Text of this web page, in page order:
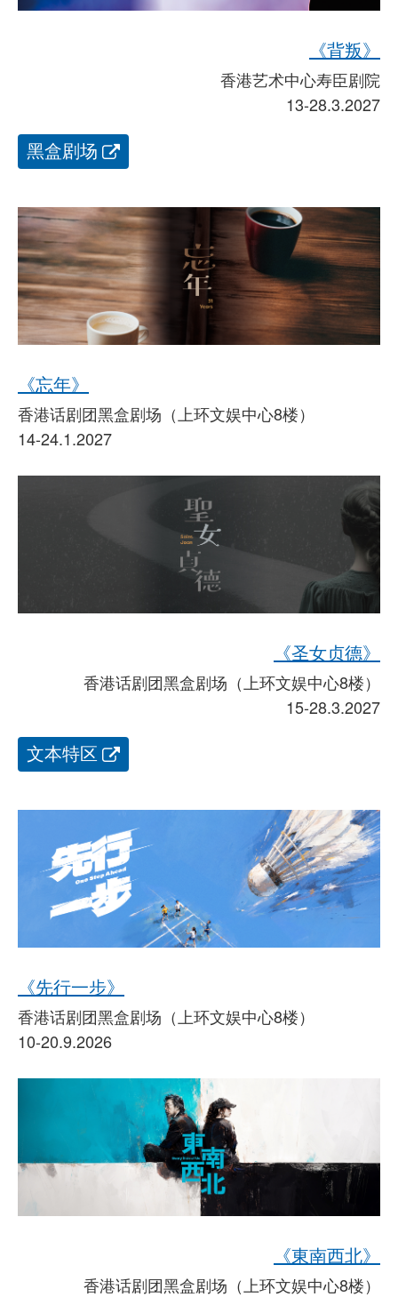
《背叛》
香港艺术中心寿臣剧院
13-28.3.2027
黑盒剧场
《忘年》
香港话剧团黑盒剧场（上环文娱中心8楼）
14-24.1.2027
《圣女贞德》
香港话剧团黑盒剧场（上环文娱中心8楼）
15-28.3.2027
文本特区
《先行一步》
香港话剧团黑盒剧场（上环文娱中心8楼）
10-20.9.2026
《東南西北》
香港话剧团黑盒剧场（上环文娱中心8楼）